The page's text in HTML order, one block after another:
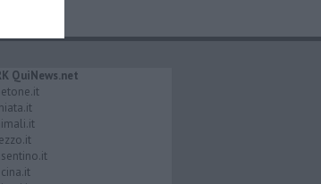
QuiNews.net